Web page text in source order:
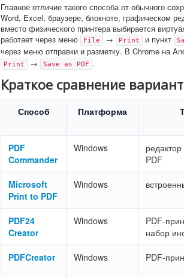
Главное отличие такого способа от обычного
Word, Excel, браузере, блокноте, графическом
вместо физического принтера выбирается
работает через меню
File → Print и пункт
через меню отправки и разметку. В Chrome на
Print → Save as PDF .
Краткое сравнение
Способ Платформа
PDF
Commander
Windows
PDF
Microsoft
Print to PDF
Windows
PDF24
Creator
Windows
PDF-
набор
PDFCreator Windows PDF-